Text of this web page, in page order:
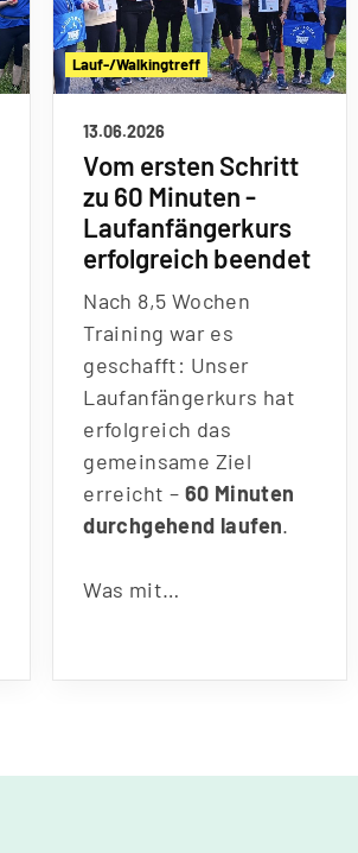
Lauf-/Walkingtreff
13.06.2026
Vom ersten Schritt
zu 60 Minuten -
Laufanfängerkurs
erfolgreich beendet
Nach 8,5 Wochen
Training war es
geschafft: Unser
Laufanfängerkurs hat
erfolgreich das
gemeinsame Ziel
erreicht –60 Minuten
durchgehend laufen.
Was mit…